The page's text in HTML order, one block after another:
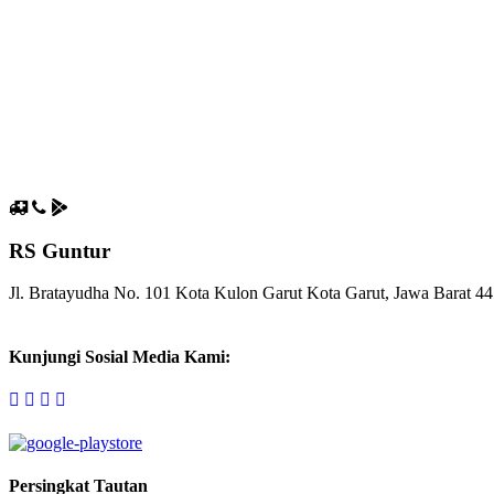
Click to enlarge image
Click to enlarge image
RS Guntur
Jl. Bratayudha No. 101 Kota Kulon Garut Kota Garut, Jawa Barat
Kunjungi Sosial Media Kami:
Persingkat Tautan